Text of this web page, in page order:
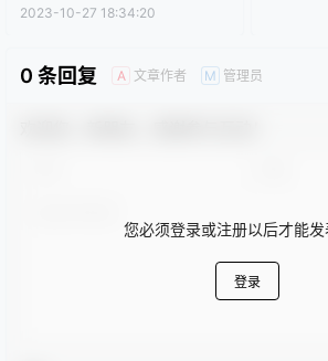
2023-10-27 18:34:20
0 条回复 A 文章作者 M 管理员
您必须登录或注册以后才能
登录